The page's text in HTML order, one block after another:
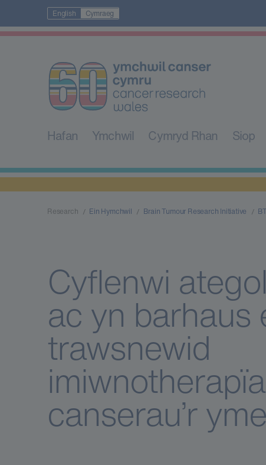
English Cymraeg
Hafan Ymchwil Cymryd Rhan Siop
Research Ein Hymchwil Brain Tumour Research Initiative
Cyflenwi
ac yn barhaus
trawsnewid
canserau’r